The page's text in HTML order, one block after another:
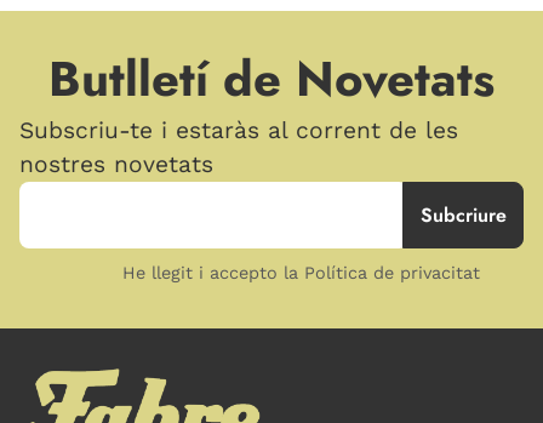
Butlletí de Novetats
Subscriu-te i estaràs al corrent de les
nostres novetats
He llegit i accepto la Política de privacitat